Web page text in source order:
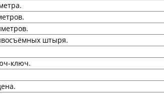
штыря.
ключ.